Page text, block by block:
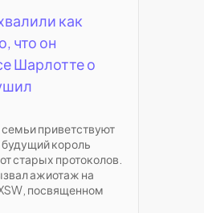
как
что он
Шарлотте о
приветствуют
король
старых протоколов.
ажиотаж на
посвященном